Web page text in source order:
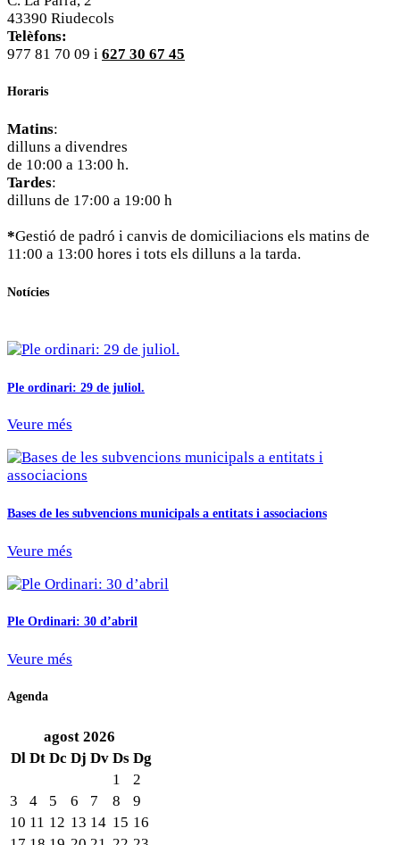
43390 Riudecols
Telèfons:
977 81 70 09 i 627 30 67 45
Horaris
Matins:
dilluns a divendres
de 10:00 a 13:00 h.
Tardes:
dilluns de 17:00 a 19:00 h
*Gestió de padró i canvis de domiciliacions els matins de
11:00 a 13:00 hores i tots els dilluns a la tarda.
Notícies
Ple ordinari: 29 de juliol.
Veure més
Bases de les subvencions municipals a entitats i associacions
Veure més
Ple Ordinari: 30 d’abril
Veure més
Agenda
agost 2026
Dl Dt Dc Dj Dv Ds Dg
1
2
3
4 5 6 7 8
9
10 11 12 13 14 15 16